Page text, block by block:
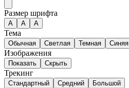
Размер шрифта
А A A
Тема
Обычная Светлая Темная Синяя
Изображения
Показать Скрыть
Трекинг
Стандартный Средний Большой